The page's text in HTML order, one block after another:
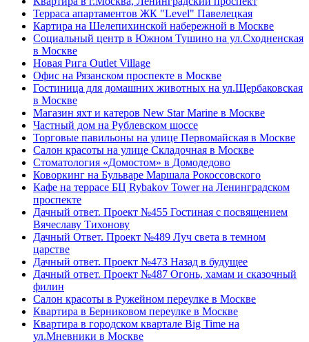
Терраса апартаментов ЖК "Level" Павелецкая
Картира на Шелепихинской набережной в Москве
Социальный центр в Южном Тушино на ул.Сходненская
в Москве
Новая Рига Outlet Village
Офис на Рязанском проспекте в Москве
Гостиница для домашних животных на ул.Щербаковская
в Москве
Магазин яхт и катеров New Star Marine в Москве
Частный дом на Рублевском шоссе
Торговые павильоны на улице Первомайская в Москве
Салон красоты на улице Складочная в Москве
Стоматология «Домостом» в Домодедово
Коворкинг на Бульваре Маршала Рокоссовского
Кафе на террасе БЦ Rybakov Tower на Ленинградском
проспекте
Дачный ответ. Проект №455 Гостиная с посвящением
Вячеславу Тихонову
Дачный Ответ. Проект №489 Луч света в темном
царстве
Дачный ответ. Проект №473 Назад в будущее
Дачный ответ. Проект №487 Огонь, хамам и сказочный
филин
Салон красоты в Ружейном переулке в Москве
Квартира в Берниковом переулке в Москве
Квартира в городском квартале Big Time на
ул.Мневники в Москве